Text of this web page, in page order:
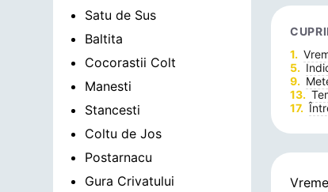
Satu de Sus
Baltita
Cocorastii Colt
Manesti
Stancesti
Coltu de Jos
Postarnacu
Gura Crivatului